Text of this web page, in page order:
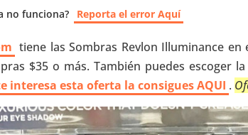
no funciona? Reporta el error Aquí
tiene las Sombras Revlon Illuminance en
$35 o más. También puedes escoger
interesa esta oferta la consigues AQUI .